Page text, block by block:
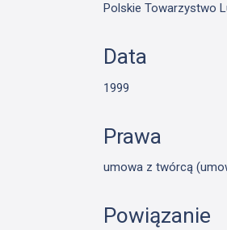
Polskie Towarzystwo
Data
1999
Prawa
umowa z twórcą
Powiązanie